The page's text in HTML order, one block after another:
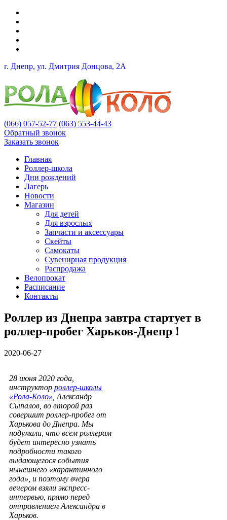
г. Днепр, ул. Дмитрия Донцова, 2A
(066) 057-52-77 (063) 553-44-43
Обратный звонок
Заказать звонок
Главная
Роллер-школа
Дни рождений
Лагерь
Новости
Магазин
Для детей
Для взрослых
Запчасти и аксессуары
Скейты
Самокаты
Сувенирная продукция
Распродажа
Велопрокат
Расписание
Контакты
Роллер из Днепра завтра стартует в
роллер-пробег Харьков-Днепр !
2020-06-27
28 июня 2020 года,
инструктор роллер-школы
«Рола-Коло» , Александр
Сыпалов, во второй раз
совершит роллер-пробег от
Харькова до Днепра. Мы
подумали, что всем роллерам
будет интересно узнать
подробности такого
выдающегося события
нынешнего «карантинного
года», и поэтому вчера
вечером взяли экспресс-
интервью, прямо перед
отправлением Александра в
Харьков.